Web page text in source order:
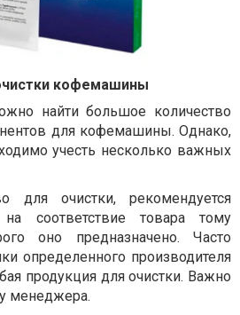
кофемашины
найти большое количество
для кофемашины. Однако,
учесть несколько важных
для очистки, рекомендуется
соответствие товара тому
оно предназначено. Часто
определенного производителя
продукция для очистки. Важно
менеджера.